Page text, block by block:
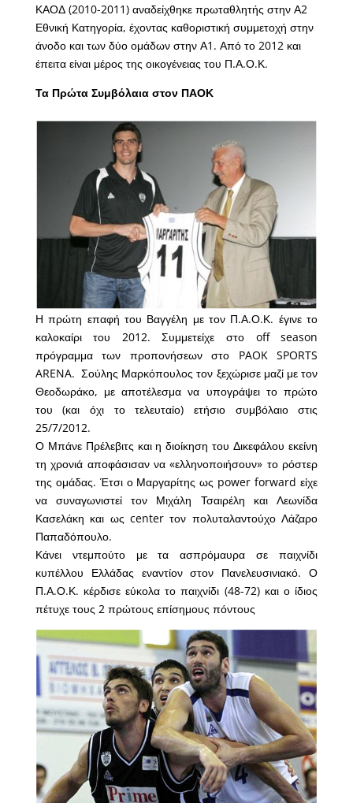
ΚΑΟΔ (2010-2011) αναδείχθηκε πρωταθλητής στην Α2
Εθνική Κατηγορία, έχοντας καθοριστική συμμετοχή στην
άνοδο και των δύο ομάδων στην Α1. Από το 2012 και
έπειτα είναι μέρος της οικογένειας του Π.Α.Ο.Κ.
Τα Πρώτα Συμβόλαια στον ΠΑΟΚ
Η πρώτη επαφή του Βαγγέλη με τον Π.Α.Ο.Κ. έγινε το
καλοκαίρι του 2012. Συμμετείχε στο off season
πρόγραμμα των προπονήσεων στο PAOK SPORTS
ARENA. Σούλης Μαρκόπουλος τον ξεχώρισε μαζί με τον
Θεοδωράκο, με αποτέλεσμα να υπογράψει το πρώτο
του (και όχι το τελευταίο) ετήσιο συμβόλαιο στις
25/7/2012.
Ο Μπάνε Πρέλεβιτς και η διοίκηση του Δικεφάλου εκείνη
τη χρονιά αποφάσισαν να «ελληνοποιήσουν» το ρόστερ
της ομάδας. Έτσι ο Μαργαρίτης ως power forward είχε
να συναγωνιστεί τον Μιχάλη Τσαιρέλη και Λεωνίδα
Κασελάκη και ως center τον πολυταλαντούχο Λάζαρο
Παπαδόπουλο.
Κάνει ντεμπούτο με τα ασπρόμαυρα σε παιχνίδι
κυπέλλου Ελλάδας εναντίον στον Πανελευσινιακό. Ο
Π.Α.Ο.Κ. κέρδισε εύκολα το παιχνίδι (48-72) και ο ίδιος
πέτυχε τους 2 πρώτους επίσημους πόντους